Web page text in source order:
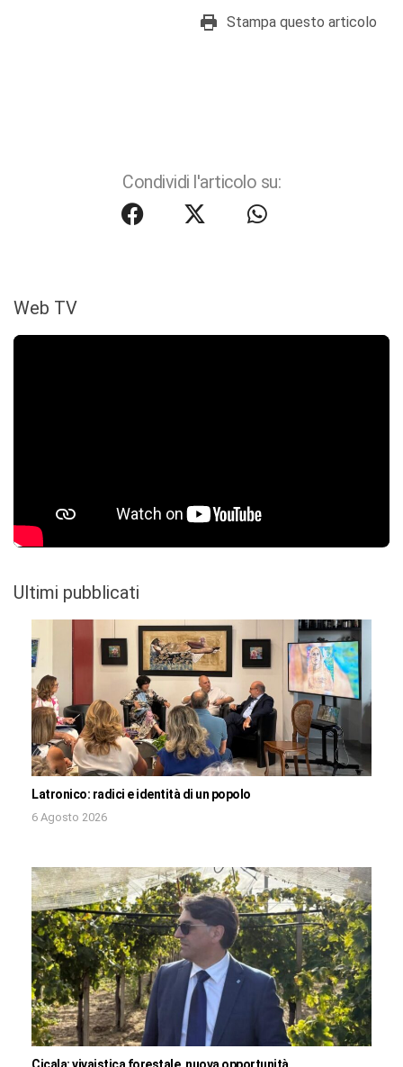
Stampa questo articolo
Condividi l'articolo su:
Web TV
Ultimi pubblicati
Latronico: radici e identità di un popolo
6 Agosto 2026
Cicala: vivaistica forestale, nuova opportunità